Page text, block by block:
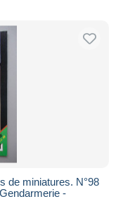
de miniatures. N°98
-